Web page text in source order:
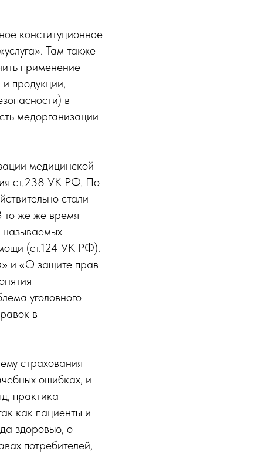
конституционное
Там также
применение
продукции,
в
медорганизации
медицинской
ст.238 УК РФ. По
стали
то же же время
называемых
(ст.124 УК РФ).
и «О защите прав
уголовного
в
страхования
ошибках, и
практика
как пациенты и
здоровью, о
потребителей,